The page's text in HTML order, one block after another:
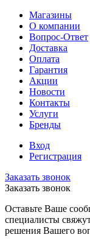
Магазины
О компании
Вопрос-Ответ
Доставка
Оплата
Гарантия
Акции
Новости
Контакты
Услуги
Бренды
Вход
Регистрация
Заказать звонок
Заказать звонок
Оставьте Ваше
специалисты
решения Вашего